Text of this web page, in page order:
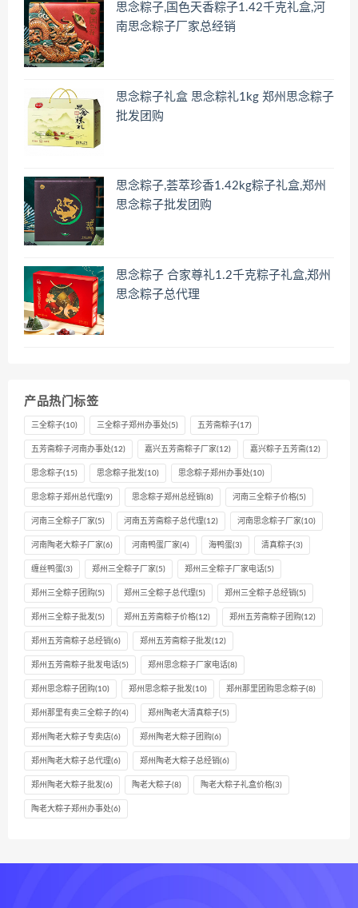
思念粽子,国色天香粽子1.42千克礼盒,河
南思念粽子厂家总经销
思念粽子礼盒 思念粽礼1kg 郑州思念粽子
批发团购
思念粽子,荟萃珍香1.42kg粽子礼盒,郑州
思念粽子批发团购
思念粽子 合家尊礼1.2千克粽子礼盒,郑州
思念粽子总代理
产品热门标签
三全粽子(10) 三全粽子郑州办事处(5) 五芳斋粽子(17)
五芳斋粽子河南办事处(12) 嘉兴五芳斋粽子厂家(12) 嘉兴粽子五芳斋(12)
思念粽子(15) 思念粽子批发(10) 思念粽子郑州办事处(10)
思念粽子郑州总代理(9) 思念粽子郑州总经销(8) 河南三全粽子价格(5)
河南三全粽子厂家(5) 河南五芳斋粽子总代理(12) 河南思念粽子厂家(10)
河南陶老大粽子厂家(6) 河南鸭蛋厂家(4) 海鸭蛋(3) 清真粽子(3)
缠丝鸭蛋(3) 郑州三全粽子厂家(5) 郑州三全粽子厂家电话(5)
郑州三全粽子团购(5) 郑州三全粽子总代理(5) 郑州三全粽子总经销(5)
郑州三全粽子批发(5) 郑州五芳斋粽子价格(12) 郑州五芳斋粽子团购(12)
郑州五芳斋粽子总经销(6) 郑州五芳斋粽子批发(12)
郑州五芳斋粽子批发电话(5) 郑州思念粽子厂家电话(8)
郑州思念粽子团购(10) 郑州思念粽子批发(10) 郑州那里团购思念粽子(8)
郑州那里有卖三全粽子的(4) 郑州陶老大清真粽子(5)
郑州陶老大粽子专卖店(6) 郑州陶老大粽子团购(6)
郑州陶老大粽子总代理(6) 郑州陶老大粽子总经销(6)
郑州陶老大粽子批发(6) 陶老大粽子(8) 陶老大粽子礼盒价格(3)
陶老大粽子郑州办事处(6)